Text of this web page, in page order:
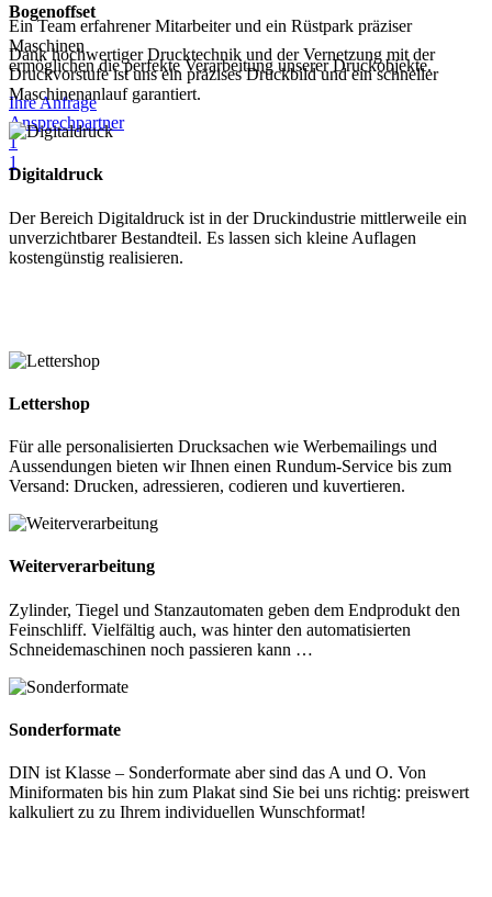
Ein Team erfahrener Mitarbeiter und ein Rüstpark präziser
Maschinen
ermöglichen die perfekte Verarbeitung unserer Druckobjekte.
Ihre Anfrage
Ansprechpartner
1
1
Bogenoffset
Dank hochwertiger Drucktechnik und der Vernetzung mit der
Druckvorstufe ist uns ein präzises Druckbild und ein schneller
Maschinenanlauf garantiert.
Digitaldruck
Der Bereich Digitaldruck ist in der Druckindustrie mittlerweile ein
unverzichtbarer Bestandteil. Es lassen sich kleine Auflagen
kostengünstig realisieren.
Lettershop
Für alle personalisierten Drucksachen wie Werbemailings und
Aussendungen bieten wir Ihnen einen Rundum-Service bis zum
Versand: Drucken, adressieren, codieren und kuvertieren.
Weiterverarbeitung
Zylinder, Tiegel und Stanzautomaten geben dem Endprodukt den
Feinschliff. Vielfältig auch, was hinter den automatisierten
Schneidemaschinen noch passieren kann …
Sonderformate
DIN ist Klasse – Sonderformate aber sind das A und O. Von
Miniformaten bis hin zum Plakat sind Sie bei uns richtig: preiswert
kalkuliert zu zu Ihrem individuellen Wunschformat!